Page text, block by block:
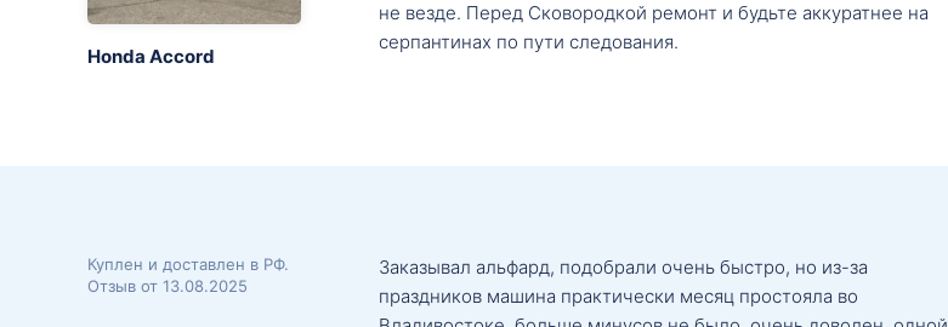
Honda Accord
не везде. Перед Сковородкой ремонт и будьте аккуратнее на
серпантинах по пути следования.
Куплен и доставлен в РФ.
Отзыв от 13.08.2025
Заказывал альфард, подобрали очень быстро, но из-за
праздников машина практически месяц простояла во